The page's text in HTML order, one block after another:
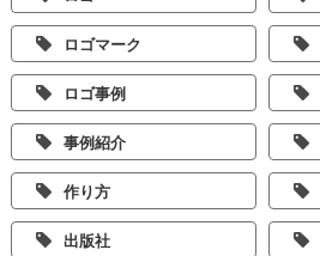
ロゴマーク
ロゴ事例
事例紹介
作り方
出版社